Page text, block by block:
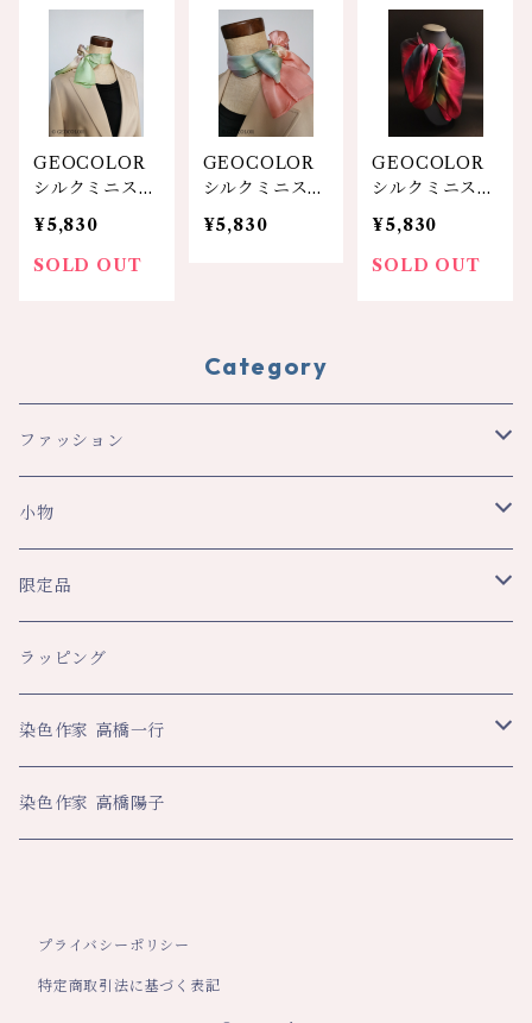
GEOCOLOR
シルクミニスカ
ーフ【キミドリ
系】
¥5,830
SOLD OUT
GEOCOLOR
シルクミニスカ
ーフ【オレンジ
系】
¥5,830
GEOCOLOR
シルクミニスカ
ーフ【赤系】人
気色！
¥5,830
SOLD OUT
Category
ファッション
スカーフ・ショール
ショール
スカーフ
レディース
トップス
スカート・パンツ
メンズ
ネクタイ
マフラー・ストール
小物
文具
ペンケース
ブックカバー
生活
ハンカチ
大判ハンカチ
ビジネス
名刺入れ
その他
限定品
八幡平ドラゴンアイ関連
ハンカチ
スカーフ
数量限定企画品
平舘高校共同企画品
ラッピング
染色作家 高橋一行
アートクロス
染色作家 高橋陽子
プライバシーポリシー
特定商取引法に基づく表記